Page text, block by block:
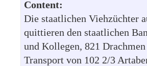
Content:
Die staatlichen Viehzüchter
quittieren den staatlichen
und Kollegen, 821
Transport von 102 2/3